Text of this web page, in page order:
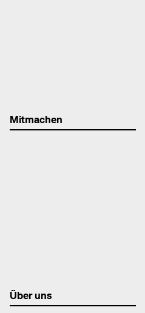
Mitmachen
Über uns